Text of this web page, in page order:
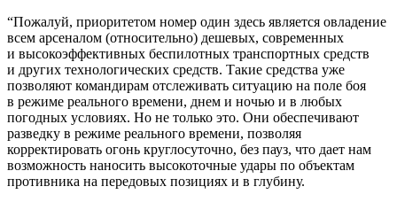
“Пожалуй, приоритетом номер один здесь является овладение
всем арсеналом (относительно) дешевых, современных
и высокоэффективных беспилотных транспортных средств
и других технологических средств. Такие средства уже
позволяют командирам отслеживать ситуацию на поле боя
в режиме реального времени, днем и ночью и в любых
погодных условиях. Но не только это. Они обеспечивают
разведку в режиме реального времени, позволяя
корректировать огонь круглосуточно, без пауз, что дает нам
возможность наносить высокоточные удары по объектам
противника на передовых позициях и в глубину.